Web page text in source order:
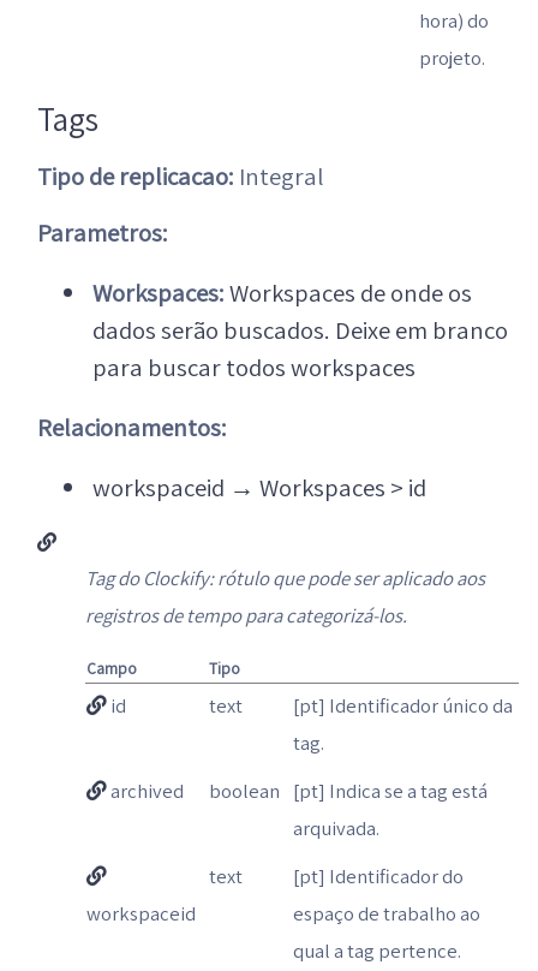
hora) do
projeto.
Tags
Tipo de replicacao: Integral
Parametros:
Workspaces:Workspaces de onde os
dados serão buscados. Deixe em branco
para buscar todos workspaces
Relacionamentos:
workspaceid → Workspaces > id
Tag do Clockify: rótulo que pode ser aplicado aos
registros de tempo para categorizá-los.
Campo Tipo
id text
[pt] Identificador único da
tag.
archived
boolean [pt] Indica se a tag está
arquivada.
workspaceid
text
[pt] Identificador do
espaço de trabalho ao
qual a tag pertence.